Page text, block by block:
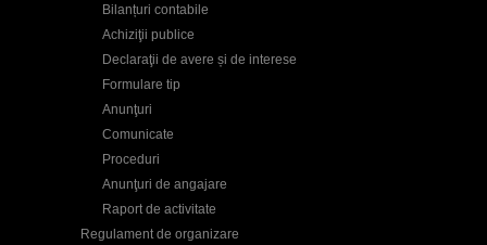
Bilanțuri contabile
Achiziţii publice
Declaraţii de avere și de interese
Formulare tip
Anunţuri
Comunicate
Proceduri
Anunţuri de angajare
Raport de activitate
Regulament de organizare